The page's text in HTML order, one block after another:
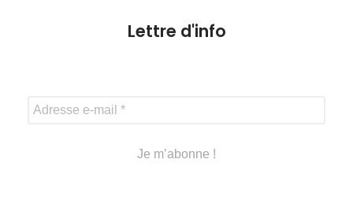
Lettre d'info